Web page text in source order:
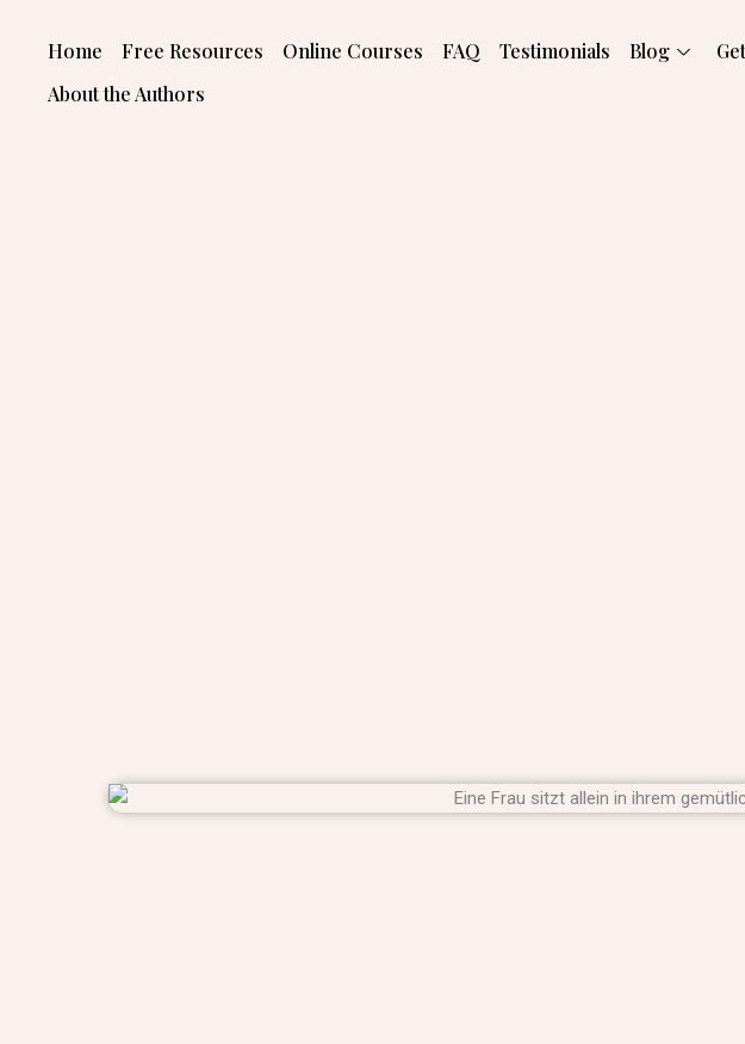
Home Free Resources Online Courses FAQ Testimonials Blog
About the Authors